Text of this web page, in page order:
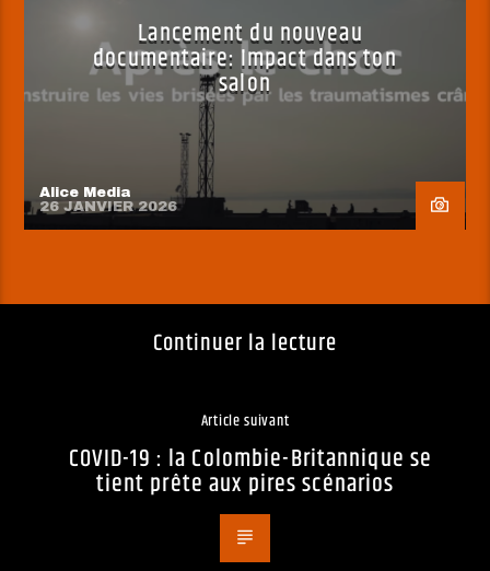
Lancement du nouveau
documentaire: Impact dans ton
salon
Alice Media
26 JANVIER 2026
Continuer la lecture
Article suivant
COVID-19 : la Colombie-Britannique se
tient prête aux pires scénarios